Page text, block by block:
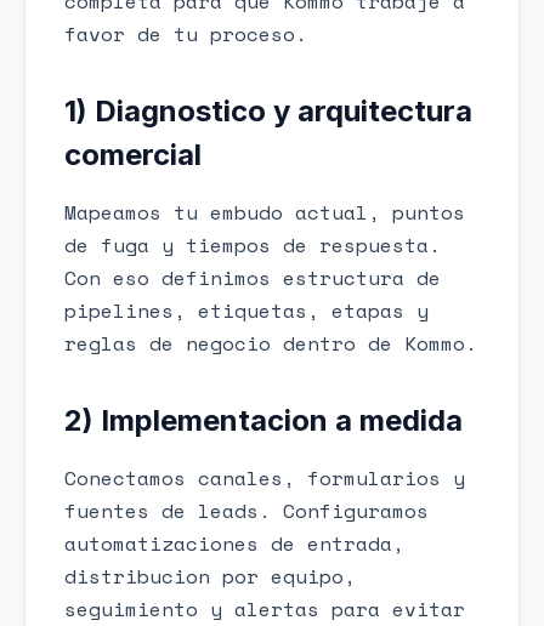
favor de tu proceso.
1) Diagnostico y arquitectura
comercial
Mapeamos tu embudo actual, puntos
de fuga y tiempos de respuesta.
Con eso definimos estructura de
pipelines, etiquetas, etapas y
reglas de negocio dentro de Kommo.
2) Implementacion a medida
Conectamos canales, formularios y
fuentes de leads. Configuramos
automatizaciones de entrada,
distribucion por equipo,
seguimiento y alertas para evitar